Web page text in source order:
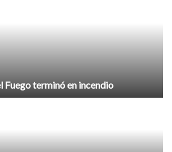
Fuego terminó en incendio